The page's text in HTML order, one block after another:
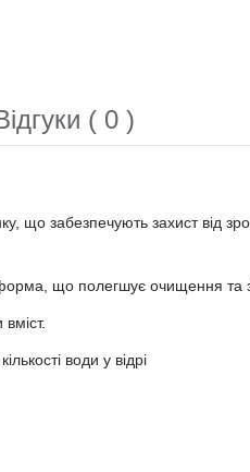
( 0 )
що забезпечують захист від
що полегшує очищення та
води у відрі